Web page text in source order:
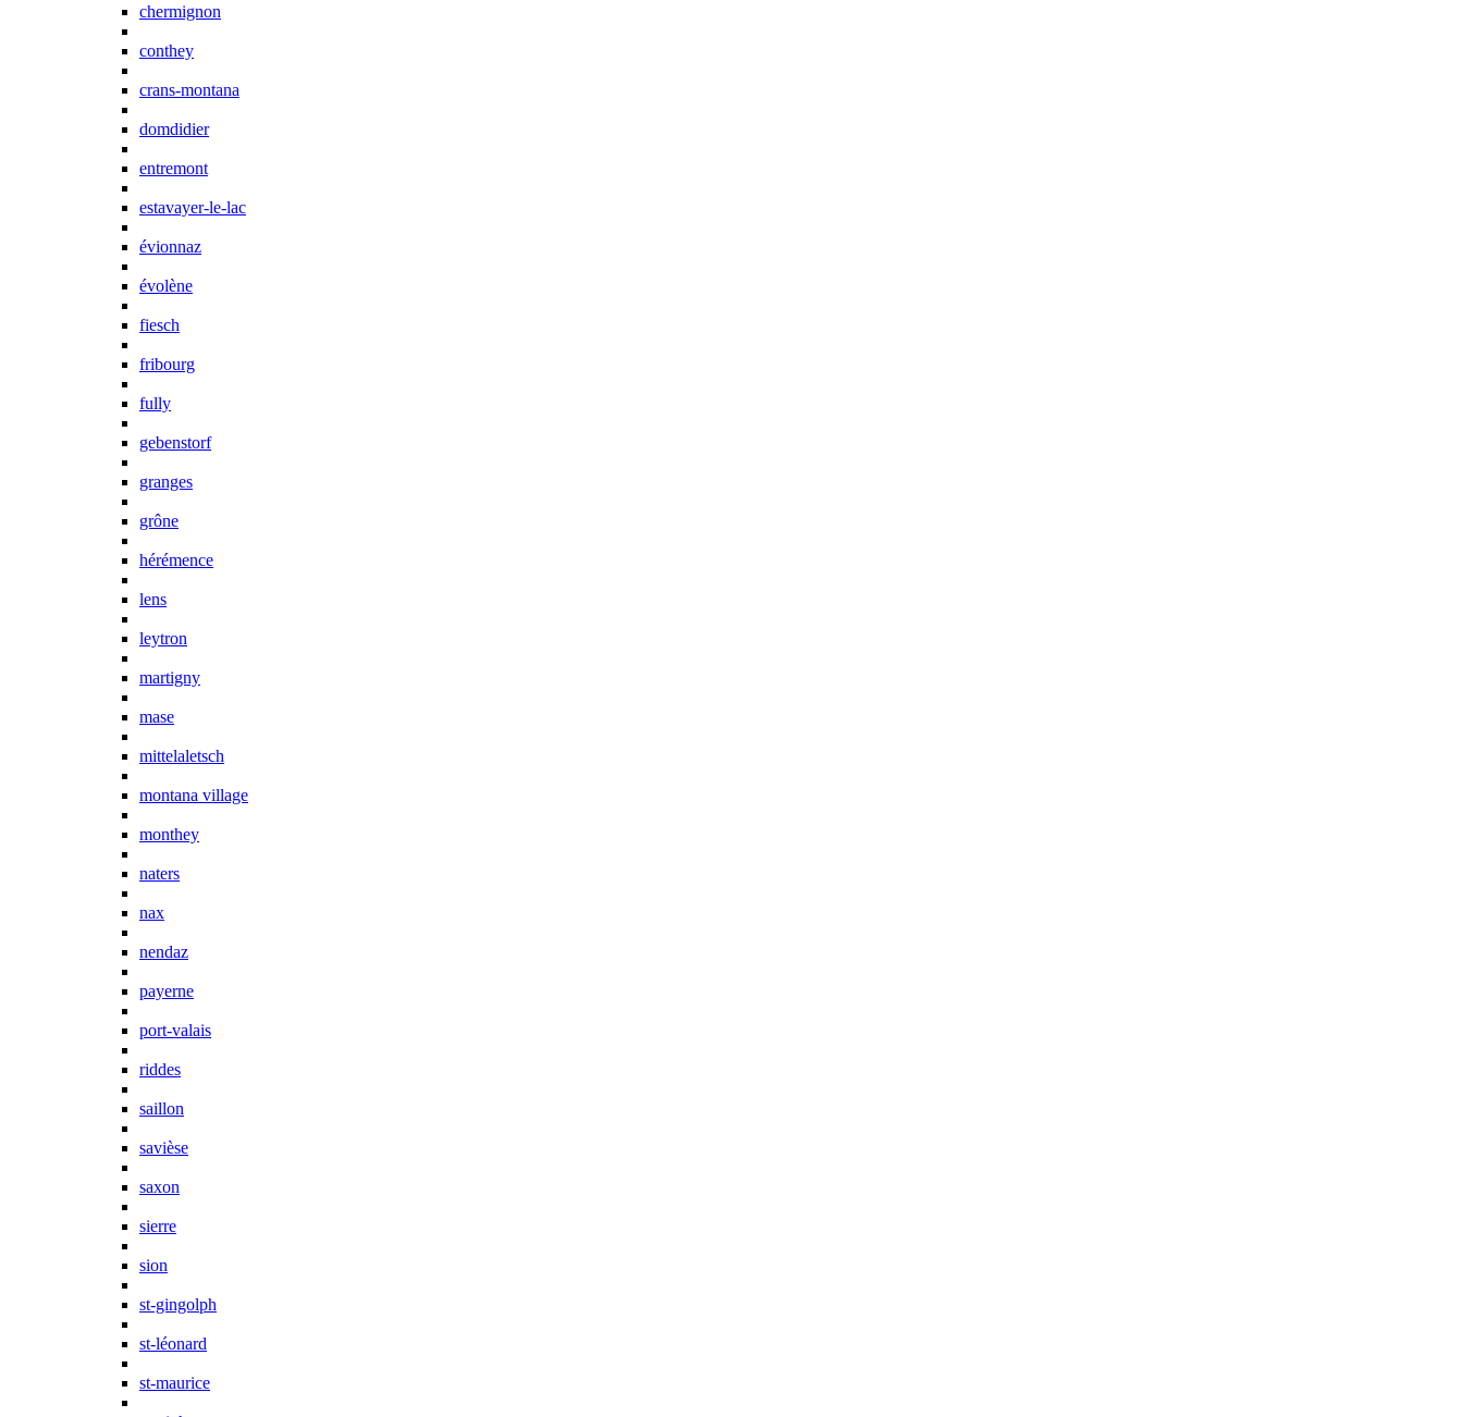
chermignon
conthey
crans-montana
domdidier
entremont
estavayer-le-lac
évionnaz
évolène
fiesch
fribourg
fully
gebenstorf
granges
grône
hérémence
lens
leytron
martigny
mase
mittelaletsch
montana village
monthey
naters
nax
nendaz
payerne
port-valais
riddes
saillon
savièse
saxon
sierre
sion
st-gingolph
st-léonard
st-maurice